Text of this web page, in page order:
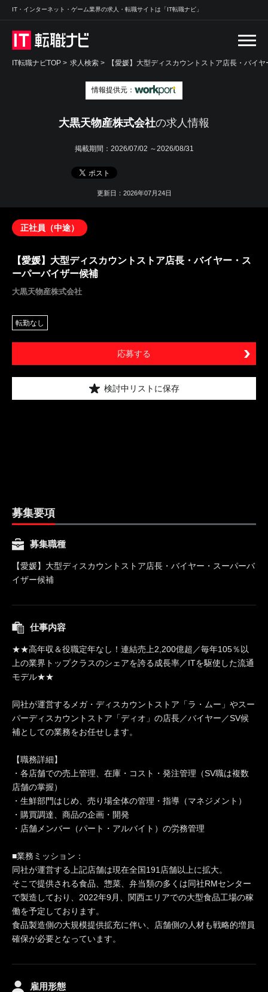
IT・インターネット・ゲーム業界の求人・転職サイトは「IT転職ナビ」
IT転職ナビTOP > 求人検索 > 【愛媛】大型ディスカウントストア店長・バイ
情報提供元：
大黒天物産株式会社の求人情報
掲載期間： 2026/07/02 ～2026/08/31
更新日：2026年07月24日
正社員（中途）
【愛媛】大型ディスカウントストア店長・バイヤー・ス
ーパーバイザー候補
大黒天物産株式会社
転勤なし
応募する
検討中リストに保存
募集要項
募集職種
【愛媛】大型ディスカウントストア店長・バイヤー・スーパーバ
イザー候補
仕事内容
★★高年収＆役職定年なし！連結売上2,200億超／毎年105％以
上の業界トップクラスのシェアを誇る成長率／ITを駆使した流通
モデル★★
同社が運営するメガ・ディスカウントストア「ラ・ムー」やスー
パーディスカウントストア「ディオ」の店長／バイヤー／SV候
補としての業務をお任せします。
【職務詳細】
・各店舗での売上管理、在庫・コスト・発注管理（SV職は複数
店舗の掌握）
・生鮮部門はじめ、売り場全体の管理・指導（マネジメント）
・購買調達、商品の企画・開発
・店舗メンバー（パート・アルバイト）の労務管理
■業務ミッション：
同社が運営する上記店舗は現在全国191店舗以上に拡大。
そこで提供される食品、惣菜、弁当類の多くは同社RMセンター
で製造しており、2022年9月、関西エリアでの大型食品工場の稼
働を予定しております。
食品製造側の大規模提供拡充に伴い、店舗側の人材も戦略的増員
確保が必要となっています。
雇用形態